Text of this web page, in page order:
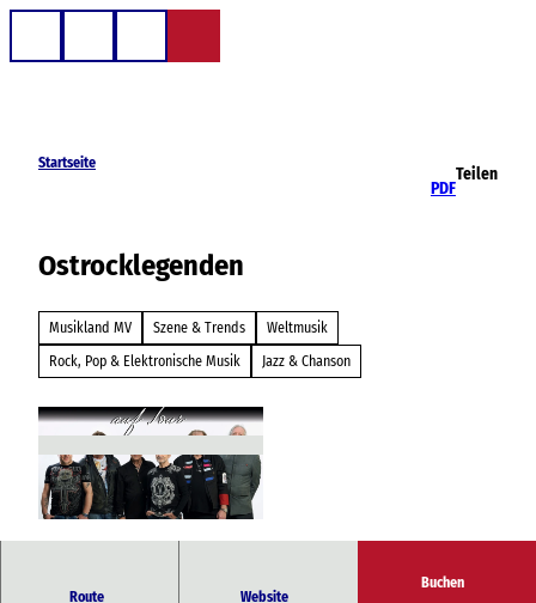
Startseite
PDF
Teilen
Ostrocklegenden
Musikland MV Szene & Trends
Weltmusik
Rock, Pop & Elektronische Musik
Jazz & Chanson
Route Website
Buchen
| auf Tour 2027